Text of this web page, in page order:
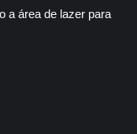
a área de lazer para